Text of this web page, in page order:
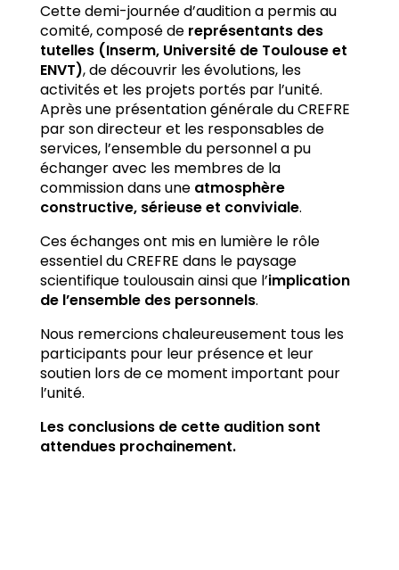
Cette demi-journée d’audition a permis au
comité, composé de représentants des
tutelles (Inserm, Université de Toulouse et
ENVT), de découvrir les évolutions, les
activités et les projets portés par l’unité.
Après une présentation générale du CREFRE
par son directeur et les responsables de
services, l’ensemble du personnel a pu
échanger avec les membres de la
commission dans uneatmosphère
constructive, sérieuse et conviviale.
Ces échanges ont mis en lumière le rôle
essentiel du CREFRE dans le paysage
scientifique toulousain ainsi que l’implication
de l’ensemble des personnels.
Nous remercions chaleureusement tous les
participants pour leur présence et leur
soutien lors de ce moment important pour
l’unité.
Les conclusions de cette audition sont
attendues prochainement.